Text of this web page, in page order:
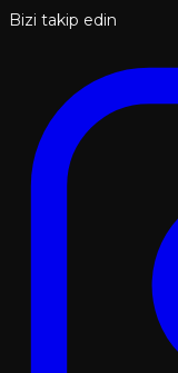
Bizi takip edin